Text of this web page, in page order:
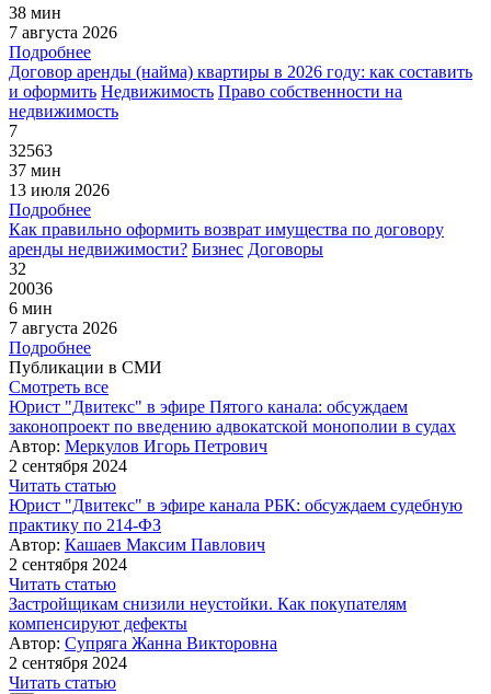
38 мин
7 августа 2026
Подробнее
Договор аренды (найма) квартиры в 2026 году: как составить
и оформить Недвижимость Право собственности на
недвижимость
7
32563
37 мин
13 июля 2026
Подробнее
Как правильно оформить возврат имущества по договору
аренды недвижимости? Бизнес Договоры
32
20036
6 мин
7 августа 2026
Подробнее
Публикации в СМИ
Смотреть все
Юрист "Двитекс" в эфире Пятого канала: обсуждаем
законопроект по введению адвокатской монополии в судах
Автор: Меркулов Игорь Петрович
2 сентября 2024
Читать статью
Юрист "Двитекс" в эфире канала РБК: обсуждаем судебную
практику по 214-ФЗ
Автор: Кашаев Максим Павлович
2 сентября 2024
Читать статью
Застройщикам снизили неустойки. Как покупателям
компенсируют дефекты
Автор: Супряга Жанна Викторовна
2 сентября 2024
Читать статью